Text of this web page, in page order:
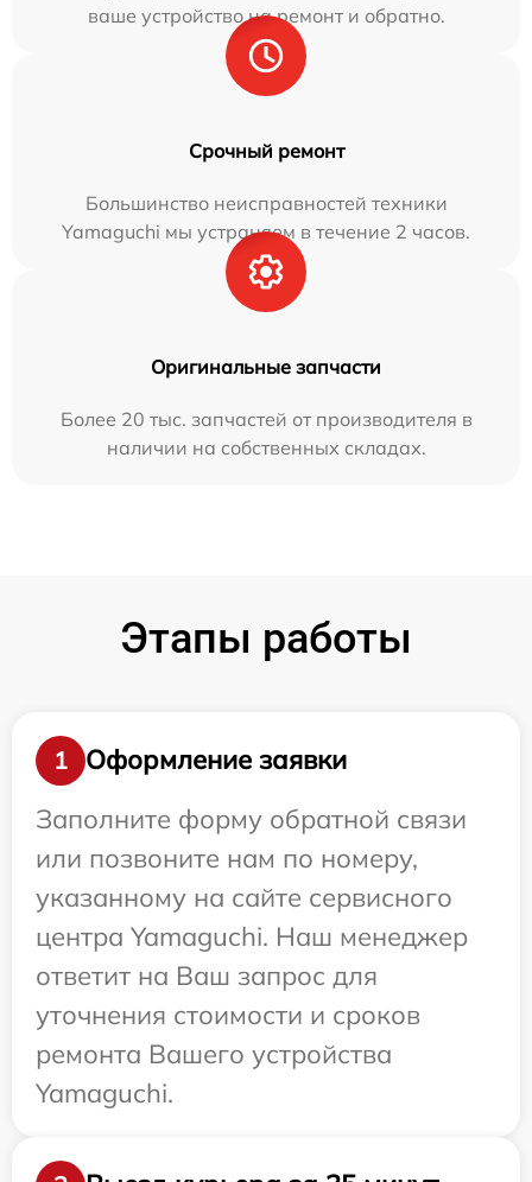
ваше устройство на ремонт и обратно.
Срочный ремонт
Большинство неисправностей техники
Yamaguchi мы устраняем в течение 2 часов.
Оригинальные запчасти
Более 20 тыс. запчастей от производителя в
наличии на собственных складах.
Этапы работы
1
Оформление заявки
Заполните форму обратной связи
или позвоните нам по номеру,
указанному на сайте сервисного
центра Yamaguchi. Наш менеджер
ответит на Ваш запрос для
уточнения стоимости и сроков
ремонта Вашего устройства
Yamaguchi.